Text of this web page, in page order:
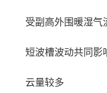
受副高外围暖湿气
短波槽波动共同影
云量较多